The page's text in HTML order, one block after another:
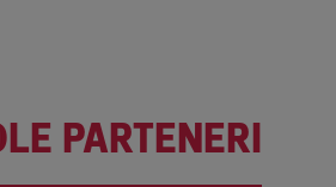
PARTENERI